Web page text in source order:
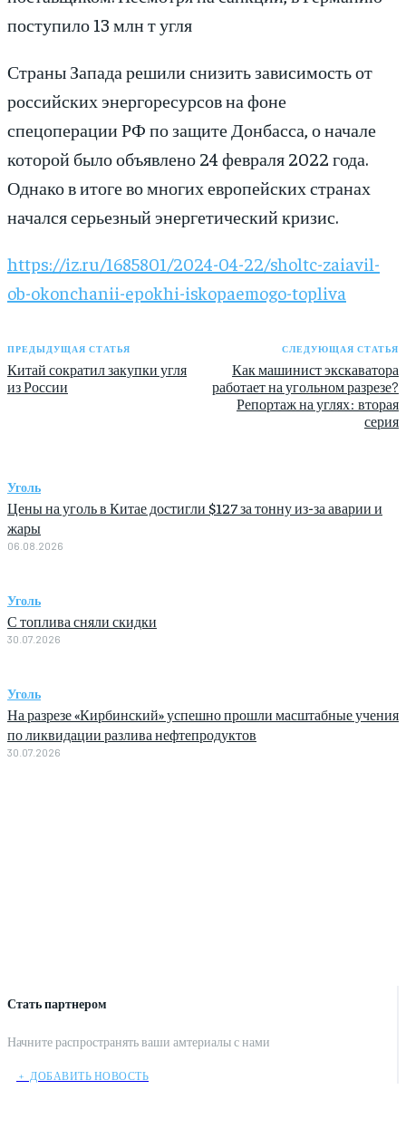
Стать партнером
Начните распространять ваши амтериалы с нами
﹢ ДОБАВИТЬ НОВОСТЬ
поступило 13 млн т угля
Страны Запада решили снизить зависимость от
российских энергоресурсов на фоне
спецоперации РФ по защите Донбасса, о начале
которой было объявлено 24 февраля 2022 года.
Однако в итоге во многих европейских странах
начался серьезный энергетический кризис.
https://iz.ru/1685801/2024-04-22/sholtc-zaiavil-
ob-okonchanii-epokhi-iskopaemogo-topliva
ПРЕДЫДУЩАЯ СТАТЬЯ
Китай сократил закупки угля
из России
СЛЕДУЮЩАЯ СТАТЬЯ
Как машинист экскаватора
работает на угольном разрезе?
Репортаж на углях: вторая
серия
Уголь
Цены на уголь в Китае достигли $127 за тонну из-за аварии и
жары
06.08.2026
Уголь
С топлива сняли скидки
30.07.2026
Уголь
На разрезе «Кирбинский» успешно прошли масштабные учения
по ликвидации разлива нефтепродуктов
30.07.2026